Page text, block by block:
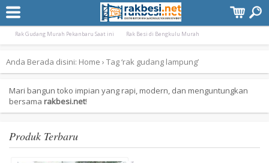
Terpopuler:
Rak Gudang Besi Pekanbaru Murah
Rak Minimarket Pangkal Pinang Bangka Bel
Rak Gudang Murah Pekanbaru Saat ini
Rak Besi di Bengkulu Murah
Anda Berada disini: Home › Tag ‘rak gudang lampung’
Mari bangun toko impian yang rapi, modern, dan menguntungkan
bersama rakbesi.net!
Produk Terbaru